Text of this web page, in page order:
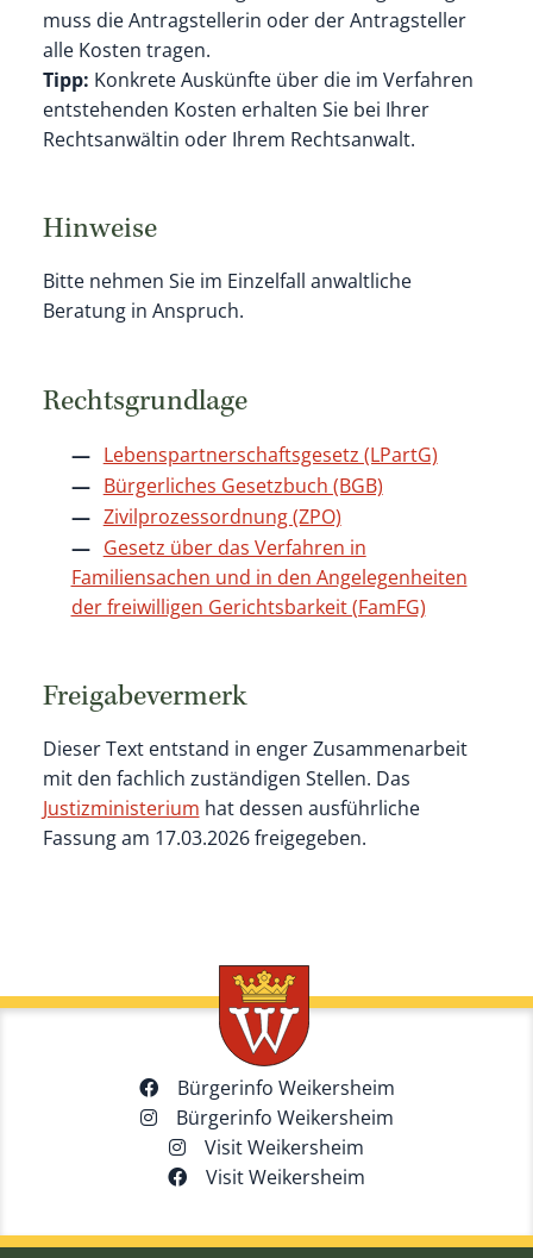
muss die Antragstellerin oder der Antragsteller
alle Kosten tragen.
Tipp: Konkrete Auskünfte über die im Verfahren
entstehenden Kosten erhalten Sie bei Ihrer
Rechtsanwältin oder Ihrem Rechtsanwalt.
Hinweise
Bitte nehmen Sie im Einzelfall anwaltliche
Beratung in Anspruch.
Rechtsgrundlage
Lebenspartnerschaftsgesetz (LPartG)
Bürgerliches Gesetzbuch (BGB)
Zivilprozessordnung (ZPO)
Gesetz über das Verfahren in
Familiensachen und in den Angelegenheiten
der freiwilligen Gerichtsbarkeit (FamFG)
Freigabevermerk
Dieser Text entstand in enger Zusammenarbeit
mit den fachlich zuständigen Stellen. Das
Justizministerium hat dessen ausführliche
Fassung am 17.03.2026 freigegeben.
Bürgerinfo Weikersheim
Bürgerinfo Weikersheim
Visit Weikersheim
Visit Weikersheim